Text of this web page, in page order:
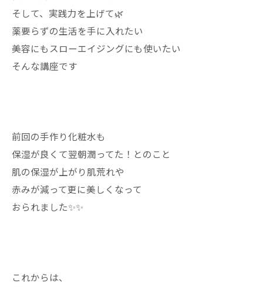
そして、実践力を上げて🌿
薬要らずの生活を手に入れたい
美容にもスローエイジングにも使いたい
そんな講座です
前回の手作り化粧水も
保湿が良くて翌朝潤ってた！とのこと
肌の保湿が上がり肌荒れや
赤みが減って更に美しくなって
おられました✨✨
これからは、